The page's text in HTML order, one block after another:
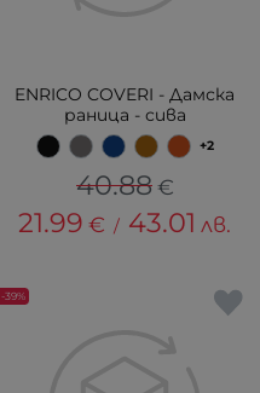
ENRICO COVERI - Дамска
раница - сива
+2
40.88 €
21.99 € / 43.01 лв.
-39%